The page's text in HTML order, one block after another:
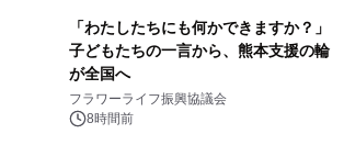
「わたしたちにも何かできますか？」
子どもたちの一言から、熊本支援の輪
が全国へ
フラワーライフ振興協議会
8時間前